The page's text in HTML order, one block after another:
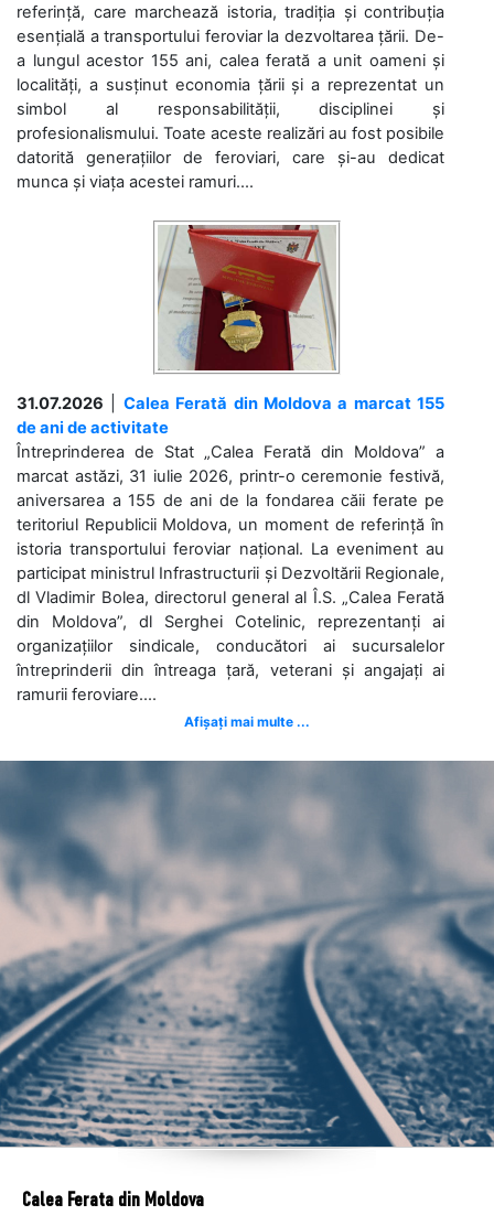
referință, care marchează istoria, tradiția și contribuția
esențială a transportului feroviar la dezvoltarea țării. De-
a lungul acestor 155 ani, calea ferată a unit oameni și
localități, a susținut economia țării și a reprezentat un
simbol al responsabilității, disciplinei și
profesionalismului. Toate aceste realizări au fost posibile
datorită generațiilor de feroviari, care și-au dedicat
munca și viața acestei ramuri....
31.07.2026
Calea Ferată din Moldova a marcat 155
de ani de activitate
Întreprinderea de Stat „Calea Ferată din Moldova” a
marcat astăzi, 31 iulie 2026, printr-o ceremonie festivă,
aniversarea a 155 de ani de la fondarea căii ferate pe
teritoriul Republicii Moldova, un moment de referință în
istoria transportului feroviar național. La eveniment au
participat ministrul Infrastructurii și Dezvoltării Regionale,
dl Vladimir Bolea, directorul general al Î.S. „Calea Ferată
din Moldova”, dl Serghei Cotelinic, reprezentanți ai
organizațiilor sindicale, conducători ai sucursalelor
întreprinderii din întreaga țară, veterani și angajați ai
ramurii feroviare....
Afișați mai multe ...
Calea Ferata din Moldova